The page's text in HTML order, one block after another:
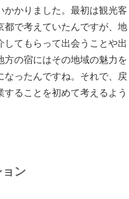
かかりました。最初は観光客
都で考えていたんですが、地
てもらって出会うことや出
の宿にはその地域の魅力を
なったんですね。それで、戻
ることを初めて考えるよう
ン